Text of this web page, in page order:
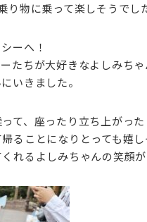
物に乗って楽しそうでし
ーへ！
たちが大好きなよしみち
いきました。
て、座ったり立ち上がっ
ることになりとっても嬉し
れるよしみちゃんの笑顔が